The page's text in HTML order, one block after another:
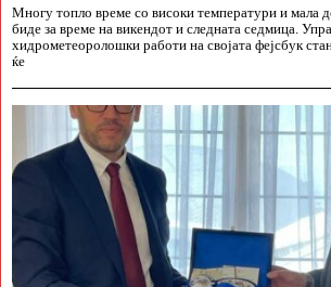
Многу топло време со високи температури и мала
биде за време на викендот и следната седмица.
хидрометеоролошки работи на својата фејсбук
ќе